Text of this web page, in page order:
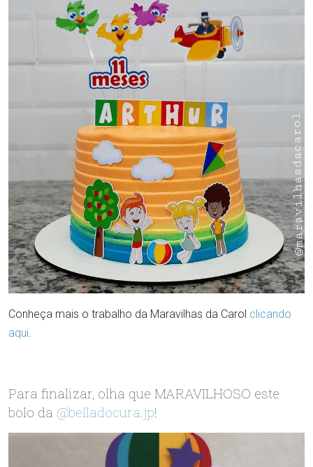
Conheça mais o trabalho da Maravilhas da Carol clicando
aqui.
Para finalizar, olha que MARAVILHOSO este
bolo da @belladocura.jp!